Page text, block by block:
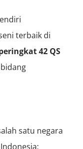
terbaik di
42 QS
satu negara